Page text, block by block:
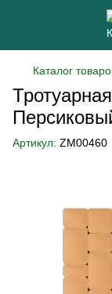
Каталог
Артикул: ZM00460